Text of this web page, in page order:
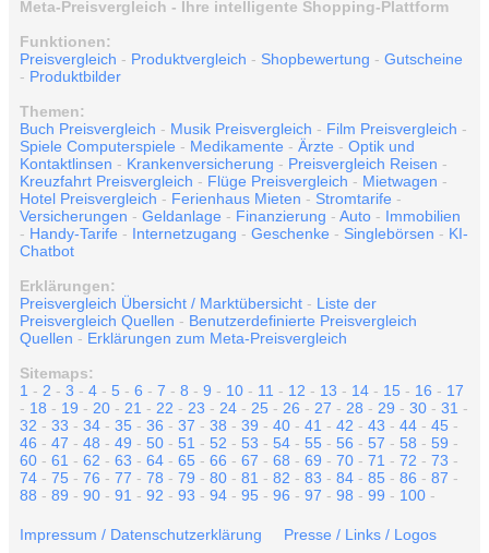
Meta-Preisvergleich - Ihre intelligente Shopping-Plattform
Funktionen:
Preisvergleich - Produktvergleich - Shopbewertung - Gutscheine
- Produktbilder
Themen:
Buch Preisvergleich - Musik Preisvergleich - Film Preisvergleich -
Spiele Computerspiele - Medikamente - Ärzte - Optik und
Kontaktlinsen - Krankenversicherung - Preisvergleich Reisen -
Kreuzfahrt Preisvergleich - Flüge Preisvergleich - Mietwagen -
Hotel Preisvergleich - Ferienhaus Mieten - Stromtarife -
Versicherungen - Geldanlage - Finanzierung - Auto - Immobilien
- Handy-Tarife - Internetzugang - Geschenke - Singlebörsen - KI-
Chatbot
Erklärungen:
Preisvergleich Übersicht / Marktübersicht - Liste der
Preisvergleich Quellen - Benutzerdefinierte Preisvergleich
Quellen - Erklärungen zum Meta-Preisvergleich
Sitemaps:
1 - 2 - 3 - 4 - 5 - 6 - 7 - 8 - 9 - 10 - 11 - 12 - 13 - 14 - 15 - 16 - 17
- 18 - 19 - 20 - 21 - 22 - 23 - 24 - 25 - 26 - 27 - 28 - 29 - 30 - 31 -
32 - 33 - 34 - 35 - 36 - 37 - 38 - 39 - 40 - 41 - 42 - 43 - 44 - 45 -
46 - 47 - 48 - 49 - 50 - 51 - 52 - 53 - 54 - 55 - 56 - 57 - 58 - 59 -
60 - 61 - 62 - 63 - 64 - 65 - 66 - 67 - 68 - 69 - 70 - 71 - 72 - 73 -
74 - 75 - 76 - 77 - 78 - 79 - 80 - 81 - 82 - 83 - 84 - 85 - 86 - 87 -
88 - 89 - 90 - 91 - 92 - 93 - 94 - 95 - 96 - 97 - 98 - 99 - 100 -
Impressum / Datenschutzerklärung Presse / Links / Logos